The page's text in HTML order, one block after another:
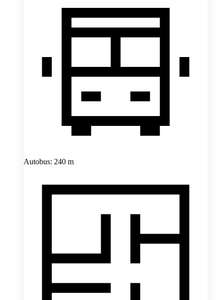
Autobus: 240 m